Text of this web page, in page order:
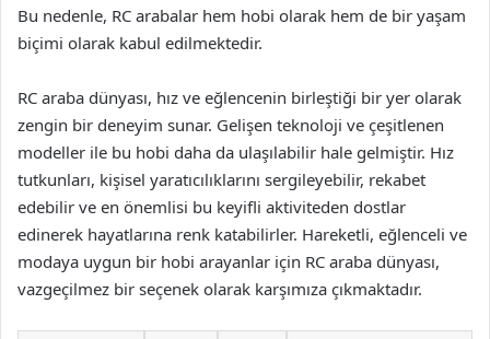
Bu nedenle, RC arabalar hem hobi olarak hem de bir yaşam
biçimi olarak kabul edilmektedir.
RC araba dünyası, hız ve eğlencenin birleştiği bir yer olarak
zengin bir deneyim sunar. Gelişen teknoloji ve çeşitlenen
modeller ile bu hobi daha da ulaşılabilir hale gelmiştir. Hız
tutkunları, kişisel yaratıcılıklarını sergileyebilir, rekabet
edebilir ve en önemlisi bu keyifli aktiviteden dostlar
edinerek hayatlarına renk katabilirler. Hareketli, eğlenceli ve
modaya uygun bir hobi arayanlar için RC araba dünyası,
vazgeçilmez bir seçenek olarak karşımıza çıkmaktadır.